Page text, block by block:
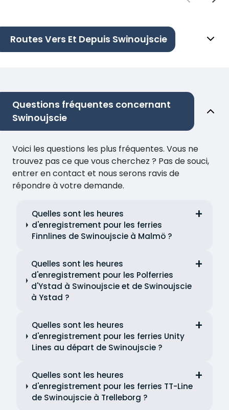
Routes Vers Et Depuis Swinoujscie
Questions fréquentes concernant
Swinoujscie
Voici les questions les plus fréquentes. Vous ne
trouvez pas ce que vous cherchez ? Pas de souci,
entrer en contact et nous serons ravis de
répondre à votre demande.
Quelles sont les heures
d'enregistrement pour les ferries
Finnlines de Swinoujscie à Malmö ?
Quelles sont les heures
d'enregistrement pour les Polferries
d'Ystad à Swinoujscie et de Swinoujscie
à Ystad ?
Quelles sont les heures
d'enregistrement pour les ferries Unity
Lines au départ de Swinoujscie ?
Quelles sont les heures
d'enregistrement pour les ferries TT-Line
de Swinoujscie à Trelleborg ?